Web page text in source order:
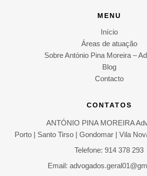
MENU
Início
Áreas de atuação
Sobre António Pina Moreira –
Blog
Contacto
CONTATOS
ANTÓNIO PINA MOREIRA
Porto | Santo Tirso | Gondomar | Vila
Telefone: 914 378 293
Email: